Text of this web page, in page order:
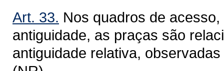
Art. 33. Nos quadros de
antiguidade, as praças são
antiguidade relativa,